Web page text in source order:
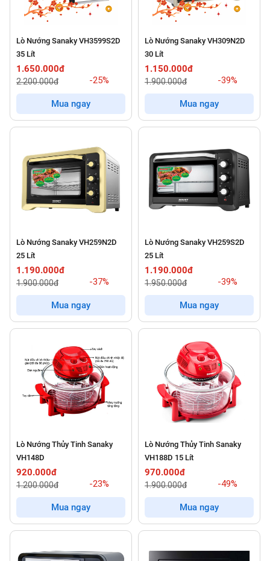
Lò Nướng Sanaky VH3599S2D
35 Lít
1.650.000đ
2.200.000đ -25%
Mua ngay
Lò Nướng Sanaky VH309N2D
30 Lít
1.150.000đ
1.900.000đ -39%
Mua ngay
Lò Nướng Sanaky VH259N2D
25 Lít
1.190.000đ
1.900.000đ -37%
Mua ngay
Lò Nướng Sanaky VH259S2D
25 Lít
1.190.000đ
1.950.000đ -39%
Mua ngay
Lò Nướng Thủy Tinh Sanaky
VH148D
920.000đ
1.200.000đ -23%
Mua ngay
Lò Nướng Thủy Tinh Sanaky
VH188D 15 Lít
970.000đ
1.900.000đ -49%
Mua ngay